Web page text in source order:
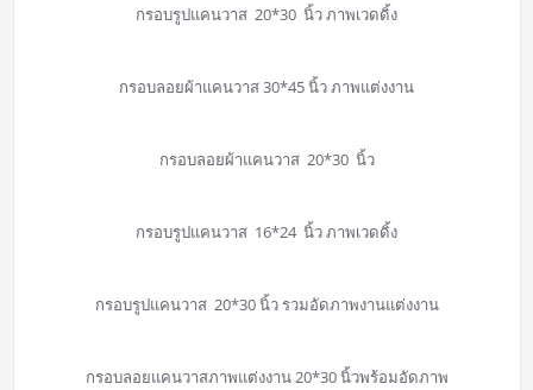
กรอบรูปแคนวาส 20*30 นิ้ว ภาพเวดดิ้ง
กรอบลอยผ้าแคนวาส 30*45 นิ้ว ภาพแต่งงาน
กรอบลอยผ้าแคนวาส 20*30 นิ้ว
กรอบรูปแคนวาส 16*24 นิ้ว ภาพเวดดิ้ง
กรอบรูปแคนวาส 20*30 นิ้ว รวมอัดภาพงานแต่งงาน
กรอบลอยแคนวาสภาพแต่งงาน 20*30 นิ้วพร้อมอัดภาพ